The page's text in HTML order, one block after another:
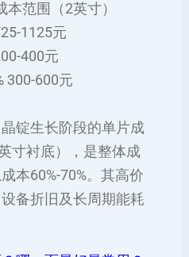
范围（2英寸）
1125元
400元
300-600元
锭生长阶段的单片成
寸衬底）‌，是整体成
本60%-70%。其高价
备折旧及长周期能耗